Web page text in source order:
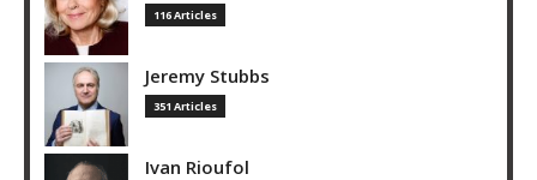
116 Articles
Jeremy Stubbs
351 Articles
Ivan Rioufol